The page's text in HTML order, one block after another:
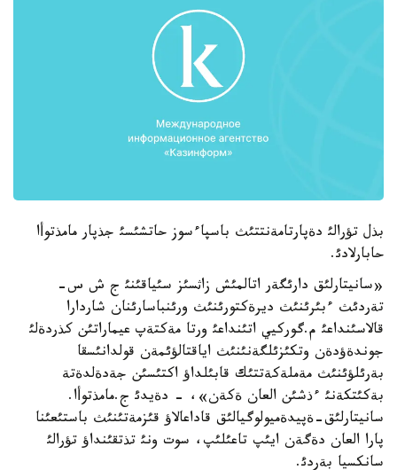
بذل تؤرالئ دةپارتامةنتتئث باسپاءسوز حاتشئسئ جذپار مامذتوأا
حابارلادئ.
«سانيتارلئق دارئگةر اتالمئش زاثسئز سئياقئنئ ج ش س-
تةردئث ءبئرئنئث ديرةكتورئنئث ورئنباسارئنان شاردارا
قالاسئنداعئ م.گوركيي اتئنداعئ ورتا مةكتةپ عيماراتئن كذردةلئ
جوندةؤدةن وتكئزئلگةنئنئث اياقتالؤئمةن قولدانئسقا
بةرئلؤئنئث مةملةكةتتئك قابئلداؤ اكتئسئن جةدةلدةتة
بةكئتكةنئ ءذشئن العان ةكةن»، - دةيدئ ج.مامذتوأا.
سانيتارلئق-ةپيدةميولوگيالئق قاداعالاؤ قئزمةتئنئث باستئعئنا
پارا العان دةگةن ايئپ تاعئلئپ، سوت ونئ تذتقئنداؤ تؤرالئ
سانكسيا بةردئ.